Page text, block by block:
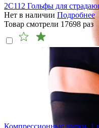
2C112 Гольфы для
Нет в наличии Подробнее
Товар смотрели 17698 раз